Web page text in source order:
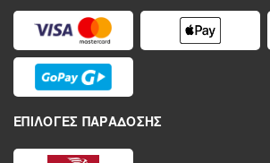
ΕΠΙΛΟΓΈΣ ΠΑΡΆΔΟΣΗΣ